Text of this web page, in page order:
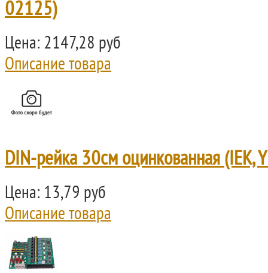
02125)
Цена: 2147,28 руб
Описание товара
DIN-рейка 30см оцинкованная (IEK,
Цена: 13,79 руб
Описание товара